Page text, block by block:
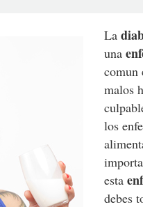
La
una
malos
los
esta
debes